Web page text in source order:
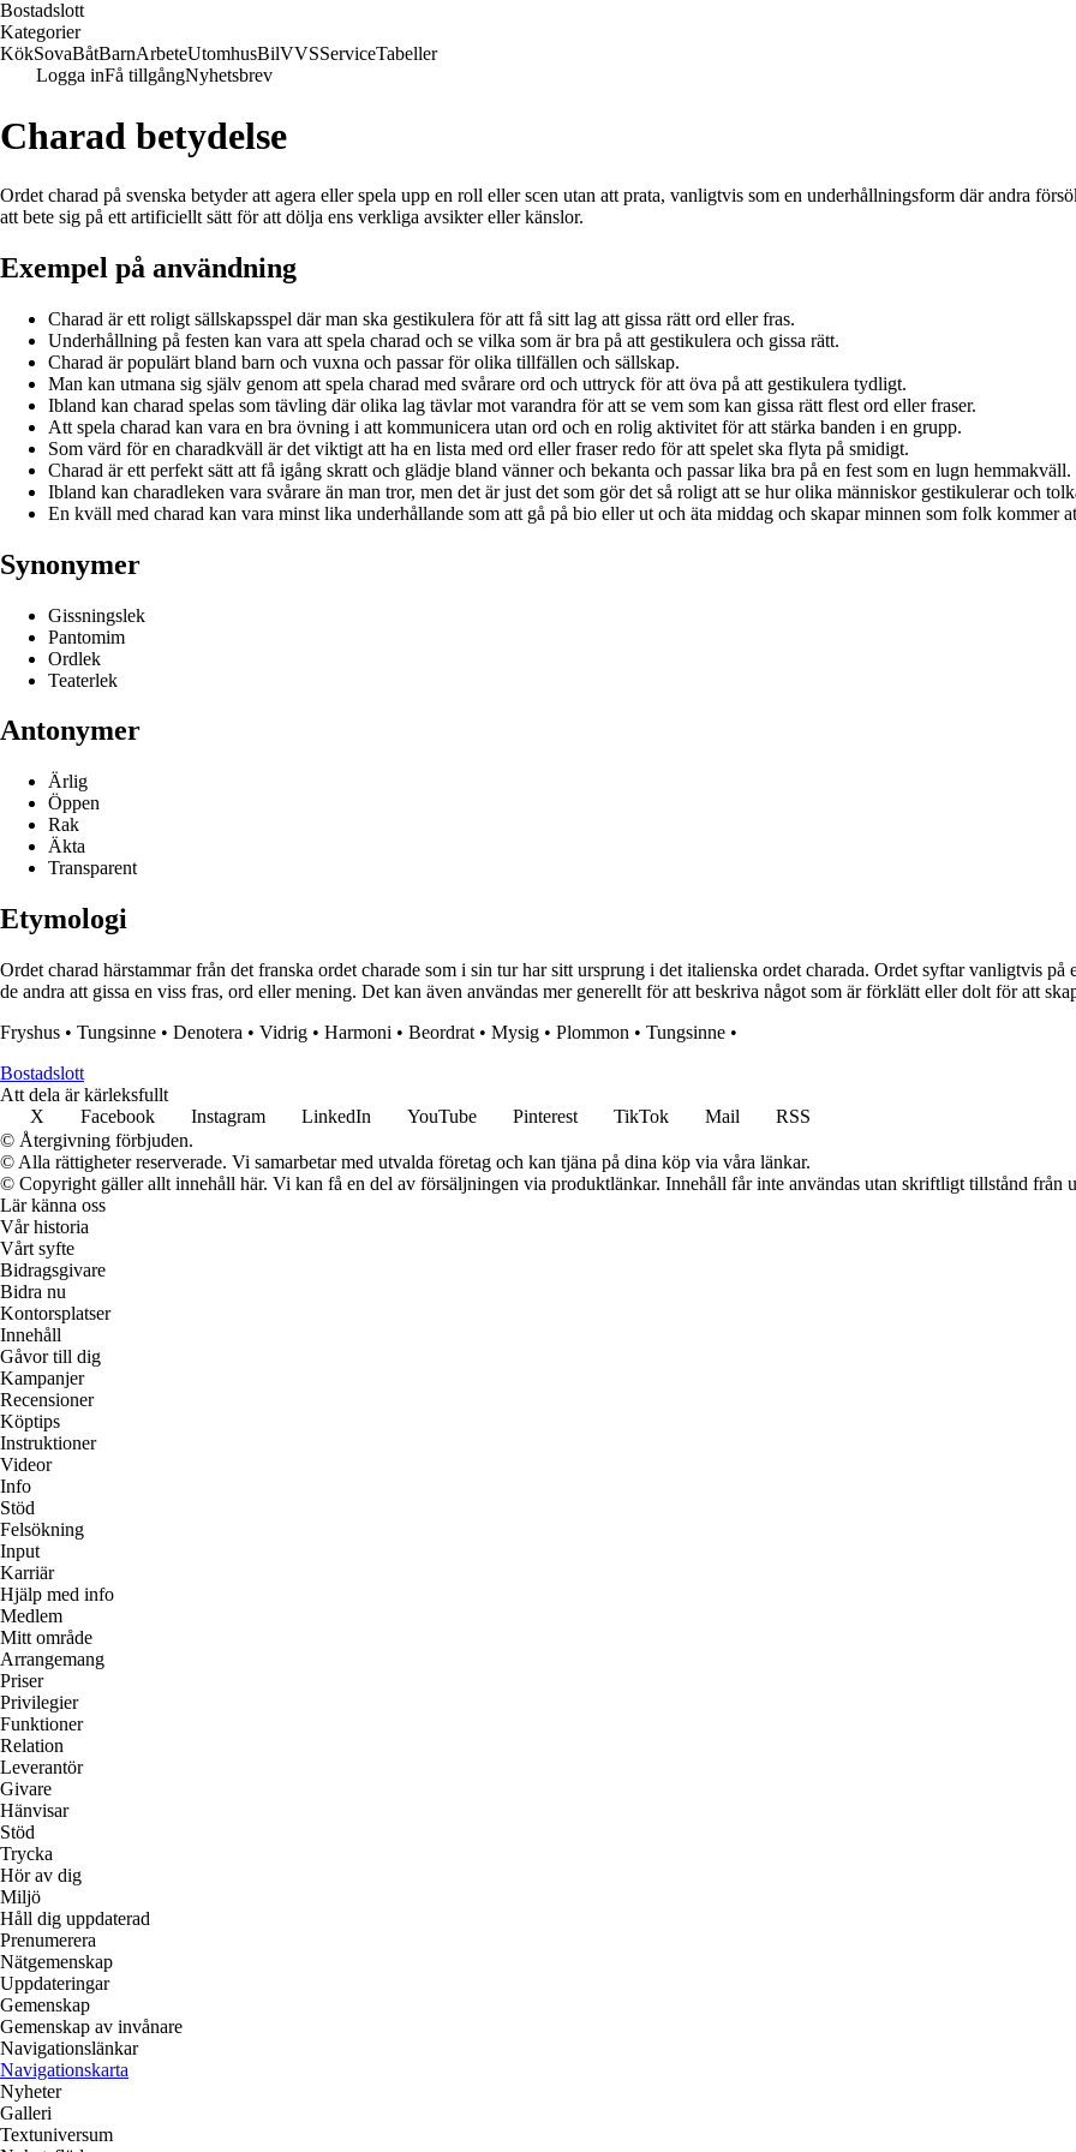
Bostadslott
Kategorier
KökSovaBåtBarnArbeteUtomhusBilVVSServiceTabeller
Logga inFå tillgångNyhetsbrev
Charad betydelse
Ordet charad på svenska betyder att agera eller spela upp en roll eller scen utan att prata, vanligtvis som en underhållningsform där andra
att bete sig på ett artificiellt sätt för att dölja ens verkliga avsikter eller känslor.
Exempel på användning
Charad är ett roligt sällskapsspel där man ska gestikulera för att få sitt lag att gissa rätt ord eller fras.
Underhållning på festen kan vara att spela charad och se vilka som är bra på att gestikulera och gissa rätt.
Charad är populärt bland barn och vuxna och passar för olika tillfällen och sällskap.
Man kan utmana sig själv genom att spela charad med svårare ord och uttryck för att öva på att gestikulera tydligt.
Ibland kan charad spelas som tävling där olika lag tävlar mot varandra för att se vem som kan gissa rätt flest ord eller fraser.
Att spela charad kan vara en bra övning i att kommunicera utan ord och en rolig aktivitet för att stärka banden i en grupp.
Som värd för en charadkväll är det viktigt att ha en lista med ord eller fraser redo för att spelet ska flyta på smidigt.
Charad är ett perfekt sätt att få igång skratt och glädje bland vänner och bekanta och passar lika bra på en fest som en lugn hemmakväll.
Ibland kan charadleken vara svårare än man tror, men det är just det som gör det så roligt att se hur olika människor gestikulerar och
En kväll med charad kan vara minst lika underhållande som att gå på bio eller ut och äta middag och skapar minnen som folk kommer
Synonymer
Gissningslek
Pantomim
Ordlek
Teaterlek
Antonymer
Ärlig
Öppen
Rak
Äkta
Transparent
Etymologi
Ordet charad härstammar från det franska ordet charade som i sin tur har sitt ursprung i det italienska ordet charada. Ordet syftar vanligtvis
de andra att gissa en viss fras, ord eller mening. Det kan även användas mer generellt för att beskriva något som är förklätt eller dolt för att
Fryshus • Tungsinne • Denotera • Vidrig • Harmoni • Beordrat • Mysig • Plommon • Tungsinne •
Bostadslott
Att dela är kärleksfullt
X
Facebook Instagram LinkedIn YouTube Pinterest TikTok Mail
RSS
© Återgivning förbjuden.
© Alla rättigheter reserverade. Vi samarbetar med utvalda företag och kan tjäna på dina köp via våra länkar.
© Copyright gäller allt innehåll här. Vi kan få en del av försäljningen via produktlänkar. Innehåll får inte användas utan skriftligt tillstånd från
Lär känna oss
Vår historia
Vårt syfte
Bidragsgivare
Bidra nu
Kontorsplatser
Innehåll
Gåvor till dig
Kampanjer
Recensioner
Köptips
Instruktioner
Videor
Info
Stöd
Felsökning
Input
Karriär
Hjälp med info
Medlem
Mitt område
Arrangemang
Priser
Privilegier
Funktioner
Relation
Leverantör
Givare
Hänvisar
Stöd
Trycka
Hör av dig
Miljö
Håll dig uppdaterad
Prenumerera
Nätgemenskap
Uppdateringar
Gemenskap
Gemenskap av invånare
Navigationslänkar
Navigationskarta
Nyheter
Galleri
Textuniversum